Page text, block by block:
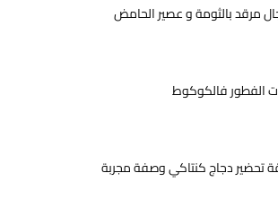
مرقد بالثومة و عصير الحامض
الفطور فالكوكوط
تحضير دجاج كنتاكي وصفة مجربة